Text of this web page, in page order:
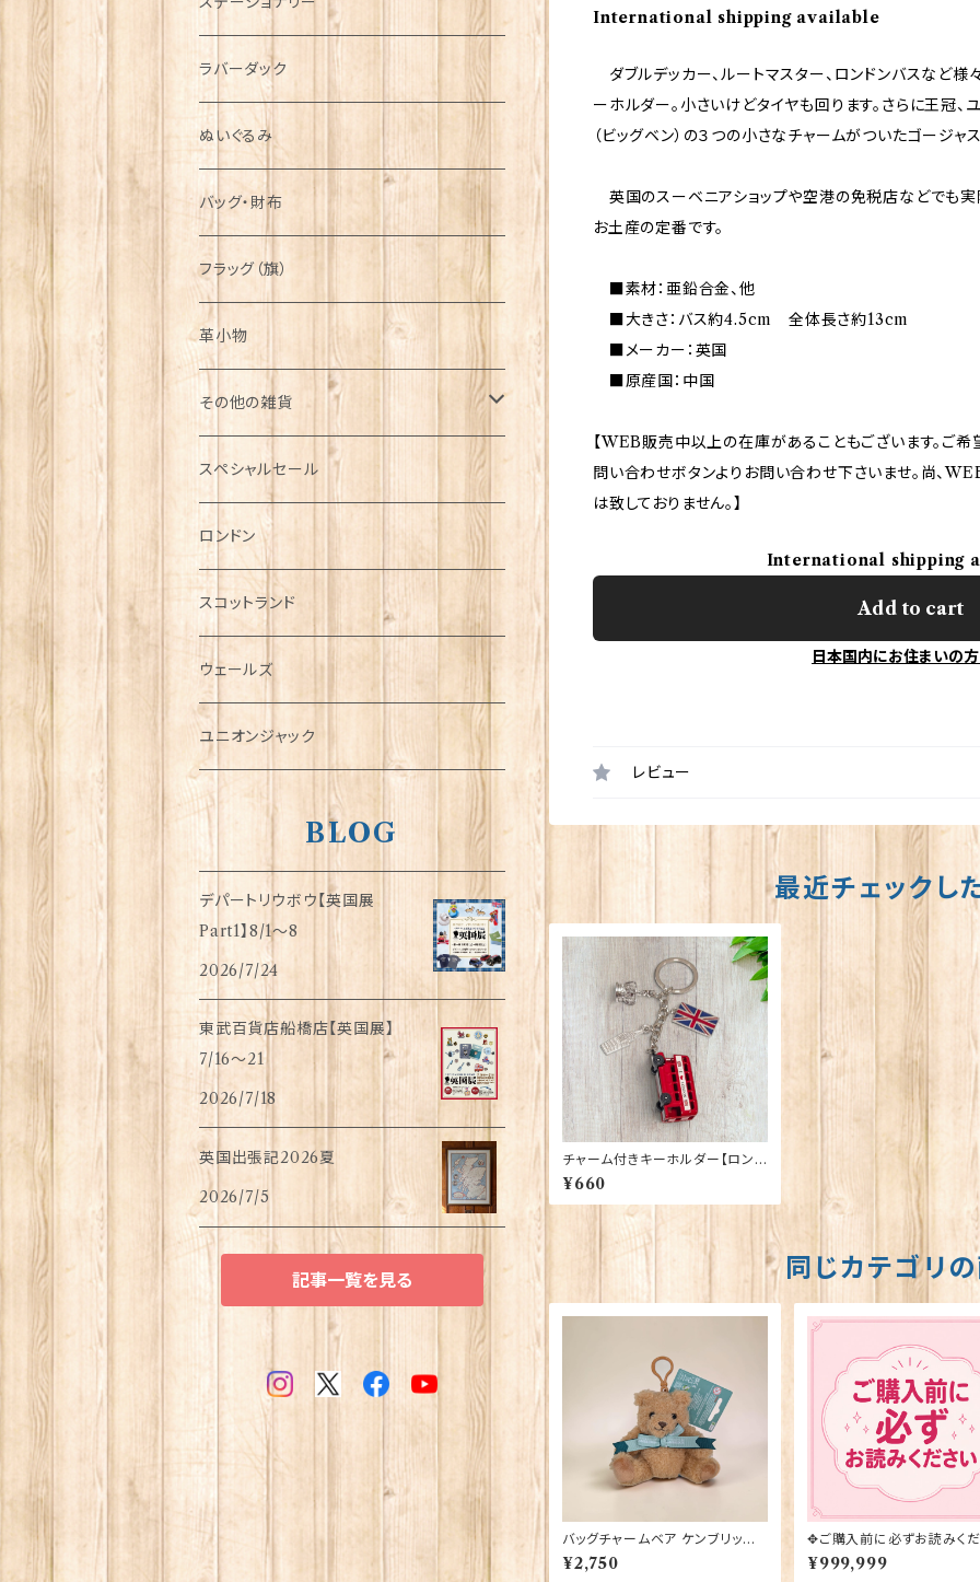
International shipping available
ダブルデッカー、ルートマスター、ロンドンバスなど
ーホルダー。小さいけどタイヤも回ります。さらに王冠、
（ビッグベン）の３つの小さなチャームがついたゴージャ
英国のスーベニアショップや空港の免税店などでも実
お土産の定番です。
■素材：亜鉛合金、他
■大きさ：バス約4.5cm 全体長さ約13cm
■メーカー：英国
■原産国：中国
【WEB販売中以上の在庫があることもございます。ご
問い合わせボタンよりお問い合わせ下さいませ。尚、
は致しておりません。】
International shipping
Add to cart
日本国内にお住まいの
レビュー
最近チェックし
チャーム付きキーホルダー【ロンド
ンバス】A&S Gift 90422
¥660
同じカテゴリ
バッグチャームベア ケンブリッジ
大学 Elgate Products 9042
8
¥2,750
✥ご購入前に必ずお読みく
✥
¥999,999
ラバーダック
ぬいぐるみ
バッグ・財布
フラッグ（旗）
革小物
その他の雑貨
ミニカー
チャーム
犬グッズ
傘
指貫(シンブル)
スペシャルセール
ロンドン
スコットランド
ウェールズ
ユニオンジャック
BLOG
デパートリウボウ【英国展
Part1】8/1〜8
2026/7/24
東武百貨店船橋店【英国展】
7/16～21
2026/7/18
英国出張記2026夏
2026/7/5
記事一覧を見る